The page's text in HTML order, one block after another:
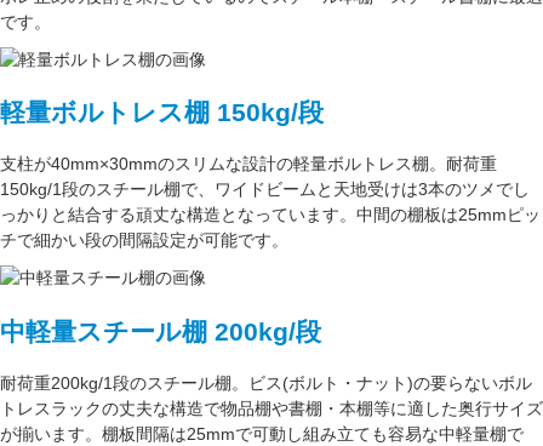
です。
軽量ボルトレス棚 150kg/段
支柱が40mm×30mmのスリムな設計の軽量ボルトレス棚。 耐荷重
150kg/1段のスチール棚で、ワイドビームと天地受けは3本のツメでし
っかりと結合する頑丈な構造となっています。中間の棚板は25mmピッ
チで細かい段の間隔設定が可能です。
中軽量スチール棚 200kg/段
耐荷重200kg/1段のスチール棚。ビス(ボルト・ナット)の要らないボル
トレスラックの丈夫な構造で物品棚や書棚・本棚等に適した奥行サイズ
が揃います。 棚板間隔は25mmで可動し組み立ても容易な中軽量棚で